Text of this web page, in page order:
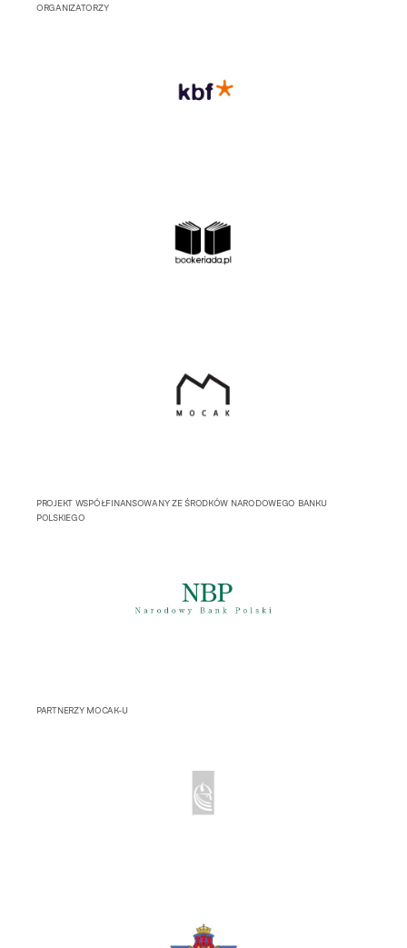
ORGANIZATORZY
PROJEKT WSPÓŁFINANSOWANY ZE ŚRODKÓW NARODOWEGO BANKU
POLSKIEGO
PARTNERZY MOCAK-U